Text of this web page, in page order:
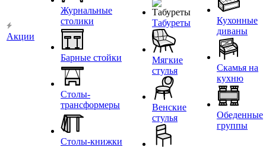
Акции
Журнальные
столики
Барные стойки
Столы-
трансформеры
Столы-книжки
Табуреты
Мягкие
стулья
Венские
стулья
Кухонные
диваны
Скамья на
кухню
Обеденные
группы